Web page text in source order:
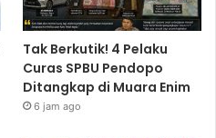
Tak Berkutik! 4 Pelaku
Curas SPBU Pendopo
Ditangkap di Muara Enim
6 jam ago